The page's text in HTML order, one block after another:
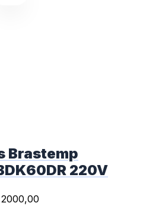
Brastemp
220V
2000,00